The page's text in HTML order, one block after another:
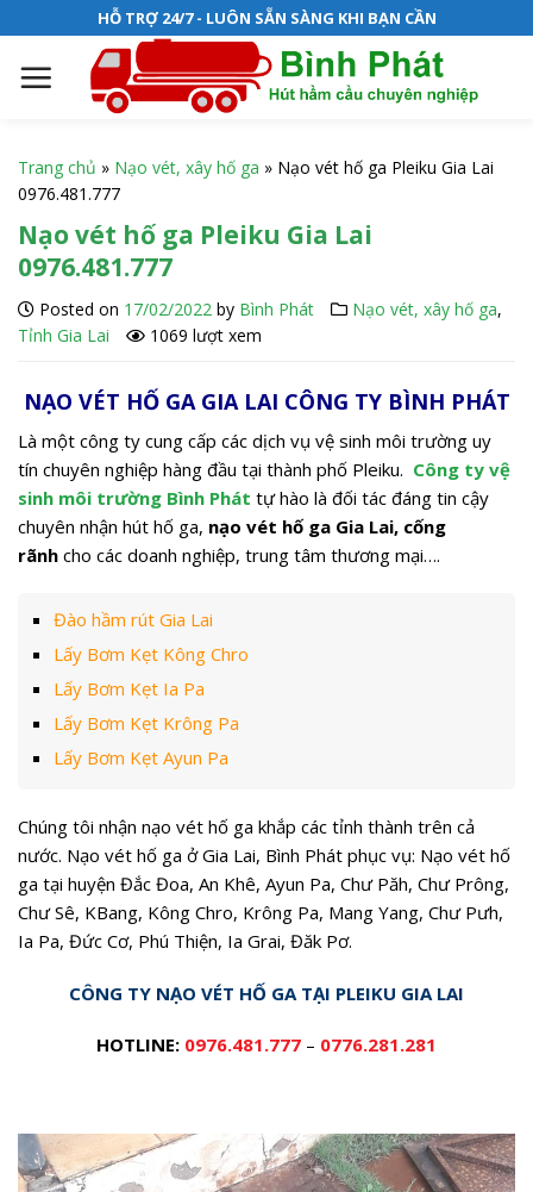
k
HỖ TRỢ 24/7 - LUÔN SẴN SÀNG KHI BẠN CẦN
Trang chủ » Nạo vét, xây hố ga » Nạo vét hố ga Pleiku Gia Lai
0976.481.777
Nạo vét hố ga Pleiku Gia Lai
0976.481.777
Posted on 17/02/2022 by Bình Phát Nạo vét, xây hố ga,
Tỉnh Gia Lai
1069 lượt xem
NẠO VÉT HỐ GA GIA LAI CÔNG TY BÌNH PHÁT
Là một công ty cung cấp các dịch vụ vệ sinh môi trường uy
tín chuyên nghiệp hàng đầu tại thành phố Pleiku. Công ty vệ
sinh môi trường Bình Phát tự hào là đối tác đáng tin cậy
chuyên nhận hút hố ga, nạo vét hố ga Gia Lai, cống
rãnh cho các doanh nghiệp, trung tâm thương mại….
Đào hầm rút Gia Lai
Lấy Bơm Kẹt Kông Chro
Lấy Bơm Kẹt Ia Pa
Lấy Bơm Kẹt Krông Pa
Lấy Bơm Kẹt Ayun Pa
Chúng tôi nhận nạo vét hố ga khắp các tỉnh thành trên cả
nước. Nạo vét hố ga ở Gia Lai, Bình Phát phục vụ: Nạo vét hố
ga tại huyện Đắc Đoa, An Khê, Ayun Pa, Chư Păh, Chư Prông,
Chư Sê, KBang, Kông Chro, Krông Pa, Mang Yang, Chư Pưh,
Ia Pa, Đức Cơ, Phú Thiện, Ia Grai, Đăk Pơ.
CÔNG TY NẠO VÉT HỐ GA TẠI PLEIKU GIA LAI
HOTLINE: 0976.481.777 – 0776.281.281